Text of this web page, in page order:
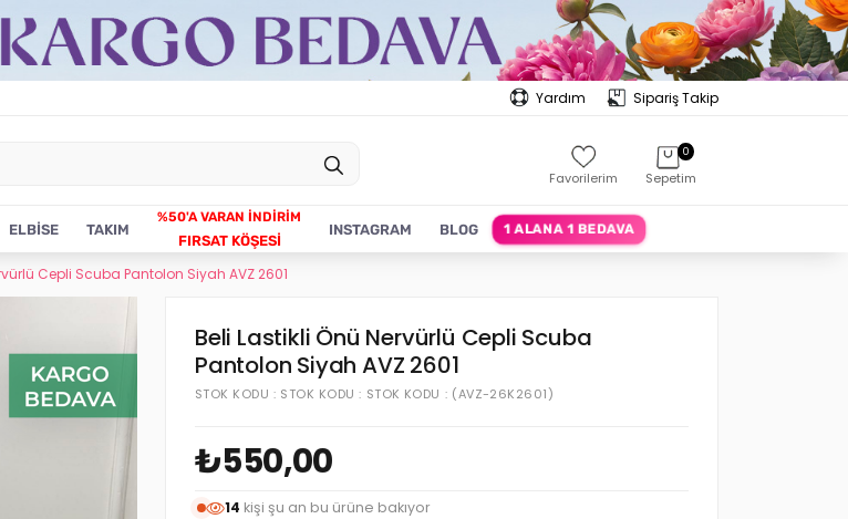
Yardım Sipariş Takip
Sepetim
0
Favorilerim
ELBİSE TAKIM
FIRSAT KÖŞESİ
INSTAGRAM BLOG 1 ALANA 1 BEDAVA
Cepli Scuba Pantolon Siyah AVZ 2601
Beli Lastikli Önü Nervürlü Cepli Scuba
Pantolon Siyah AVZ 2601
(AVZ-26K2601)
STOK KODU STOK KODU STOK KODU
₺550,00
14 kişi şu an bu ürüne bakıyor